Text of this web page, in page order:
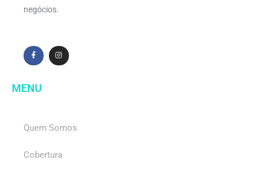
negócios.
MENU
Quem Somos
Cobertura